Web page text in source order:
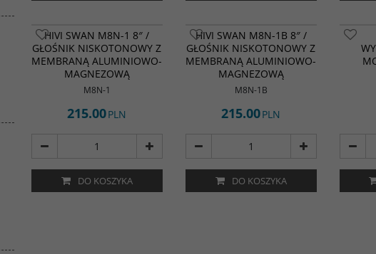
HIVI SWAN M8N-1 8″ /
GŁOŚNIK NISKOTONOWY Z
MEMBRANĄ ALUMINIOWO-
MAGNEZOWĄ
M8N-1
215.00PLN
DO KOSZYKA
HIVI SWAN M8N-1B 8″ /
GŁOŚNIK NISKOTONOWY Z
MEMBRANĄ ALUMINIOWO-
MAGNEZOWĄ
M8N-1B
215.00PLN
DO KOSZYKA
Głośnik
TN28-B
Typ